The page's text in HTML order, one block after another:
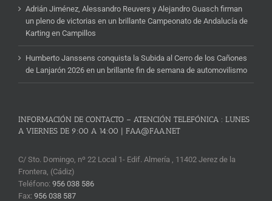
Adrián Jiménez, Alessandro Reuvers y Alejandro Guasch firman
un pleno de victorias en un brillante Campeonato de Andalucía de
Karting en Campillos
Humberto Janssens conquista la Subida al Cerro de los Cañones
de Lanjarón 2026 en un brillante fin de semana de automovilismo
INFORMACIÓN DE CONTACTO – ATENCIÓN TELEFÓNICA : LUNES
A VIERNES DE 9:00 A 14:00 | FAA@FAA.NET
C/ Sto. Domingo, nº 22 Local 1- Edif. Almería , 11402 Jerez de la
Frontera, (Cádiz)
Teléfono: 956 038 586
Fax: 956 038 587